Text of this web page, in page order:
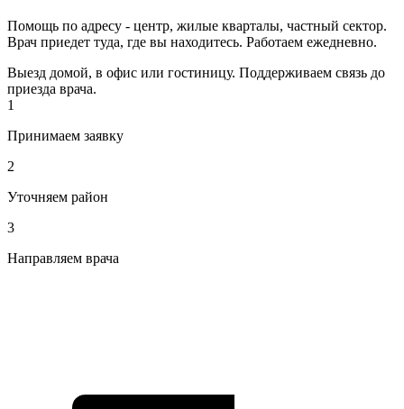
Помощь по адресу - центр, жилые кварталы, частный сектор.
Врач приедет туда, где вы находитесь. Работаем ежедневно.
Выезд домой, в офис или гостиницу. Поддерживаем связь до
приезда врача.
1
Принимаем заявку
2
Уточняем район
3
Направляем врача